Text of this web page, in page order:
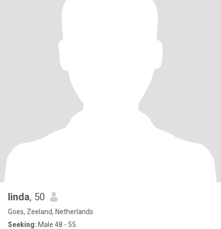
linda, 50
Goes, Zeeland, Netherlands
Seeking: Male 48 - 55